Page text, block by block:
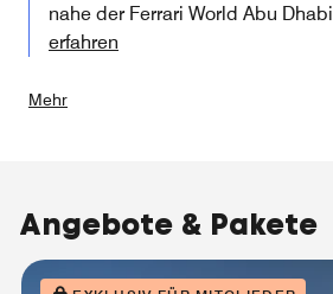
nahe der Ferrari World Abu
erfahren
Mehr
Angebote & Pakete